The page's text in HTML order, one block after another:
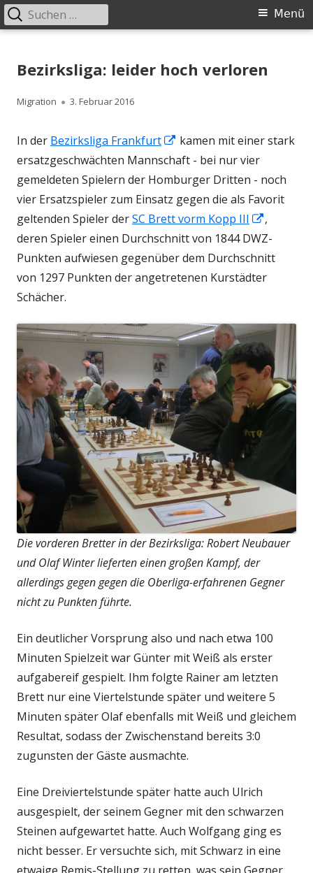
zum
Primäres
Menü
Suchen
nach:
Bezirksliga: leider hoch verloren
Autor
Migration
Veröffentlicht
3. Februar 2016
In der Bezirksliga Frankfurt
In
neuem
Fenster
öffnen
kamen mit einer stark
ersatzgeschwächten Mannschaft - bei nur vier
gemeldeten Spielern der Homburger Dritten - noch
vier Ersatzspieler zum Einsatz gegen die als Favorit
geltenden Spieler derSC Brett vorm Kopp III
In
neuem
Fenster
öffnen
,
deren Spieler einen Durchschnitt von 1844 DWZ-
Punkten aufwiesen gegenüber dem Durchschnitt
von 1297 Punkten der angetretenen Kurstädter
Schächer.
Die vorderen Bretter in der Bezirksliga: Robert Neubauer
und Olaf Winter lieferten einen großen Kampf, der
allerdings gegen gegen die Oberliga-erfahrenen Gegner
nicht zu Punkten führte.
Ein deutlicher Vorsprung also und nach etwa 100
Minuten Spielzeit war Günter mit Weiß als erster
aufgabereif gespielt. Ihm folgte Rainer am letzten
Brett nur eine Viertelstunde später und weitere 5
Minuten später Olaf ebenfalls mit Weiß und gleichem
Resultat, sodass der Zwischenstand bereits 3:0
zugunsten der Gäste ausmachte.
Eine Dreiviertelstunde später hatte auch Ulrich
ausgespielt, der seinem Gegner mit den schwarzen
Steinen aufgewartet hatte. Auch Wolfgang ging es
nicht besser. Er versuchte sich, mit Schwarz in eine